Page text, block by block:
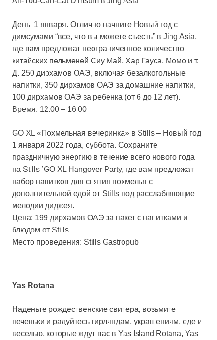
День: 1 января. Отлично начните Новый год с
димсумами “все, что вы можете съесть” в Jing Asia,
где вам предложат неограниченное количество
китайских пельменей Сиу Май, Хар Гауса, Момо и т.
Д. 250 дирхамов ОАЭ, включая безалкогольные
напитки, 350 дирхамов ОАЭ за домашние напитки,
100 дирхамов ОАЭ за ребенка (от 6 до 12 лет).
Время: 12.00 – 16.00
GO XL «Похмельная вечеринка» в Stills – Новый год
1 января 2022 года, суббота. Сохраните
праздничную энергию в течение всего нового года
на Stills ’GO XL Hangover Party, где вам предложат
набор напитков для снятия похмелья с
дополнительной едой от Stills под расслабляющие
мелодии диджея.
Цена: 199 дирхамов ОАЭ за пакет с напитками и
блюдом от Stills.
Место проведения: Stills Gastropub
Yas Rotana
Наденьте рождественские свитера, возьмите
печеньки и радуйтесь гирляндам, украшениям, еде и
веселью, которые ждут вас в Yas Island Rotana, Yas